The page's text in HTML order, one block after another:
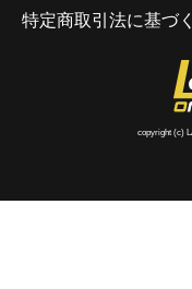
特定商取引法に基づ
copyright (c)